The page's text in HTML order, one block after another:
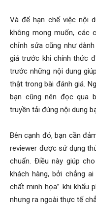
Và để hạn chế việc nội
không mong muốn, các
chỉnh sửa cũng như
giá trước khi chính thức
trước những nội dung
thật trong bài đánh giá.
bạn cũng nên đọc qua
truyền tải đúng nội dung
Bên cạnh đó, bạn cần
reviewer được sử dụng
chuẩn. Điều này giúp
khách hàng, bởi chẳng
chất minh họa” khi khẩu
nhưng ra ngoài thực tế